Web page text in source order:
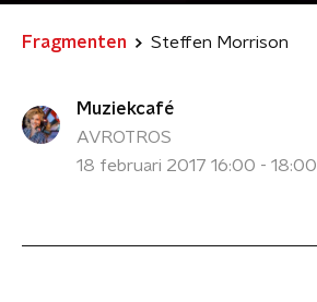
Fragmenten Steffen Morrison
Muziekcafé
AVROTROS
18 februari 2017 16:00 - 18:00